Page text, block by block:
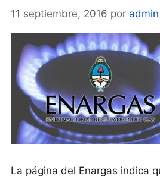
11 septiembre, 2016 por admin
La página del Enargas indica